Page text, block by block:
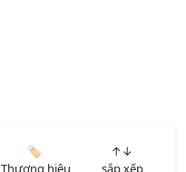
🏷️
Thương hiệu
↑↓
sắp xếp